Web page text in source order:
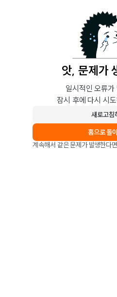
앗, 문제가
일시적인 오류가
잠시 후에 다시 시
새로고침
홈으로 돌
계속해서 같은 문제가 발생한다면